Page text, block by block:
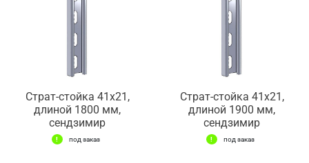
Страт-стойка 41х21,
длиной 1800 мм,
сендзимир
под заказ
Страт-стойка 41х21,
длиной 1900 мм,
сендзимир
под заказ